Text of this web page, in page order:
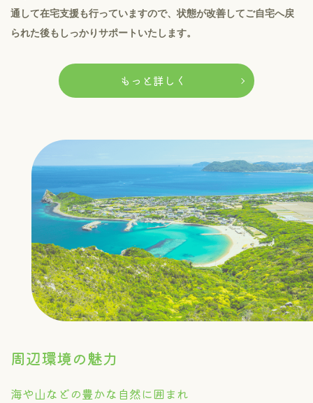
通して在宅支援も行っていますので、状態が改善してご自宅へ戻
られた後もしっかりサポートいたします。
もっと詳しく
周辺環境の魅力
海や山などの豊かな自然に囲まれ